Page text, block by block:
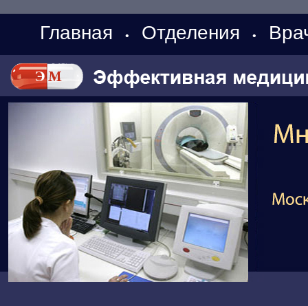
Главная • Отделения •